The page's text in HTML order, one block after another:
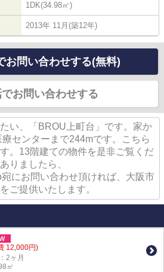
1DK(34.98㎡)
2013年 11月(築12年)
お問い合わせする(無料)
でお問い合わせする
い、「BROU上町台」です。家か
センターまで244mです。こちら
。13階建ての物件を是非ご覧くだ
りましたら、
にお問い合わせ頂ければ、大阪市
ご提供いたします。
12,000円)
2ヶ月
㎡